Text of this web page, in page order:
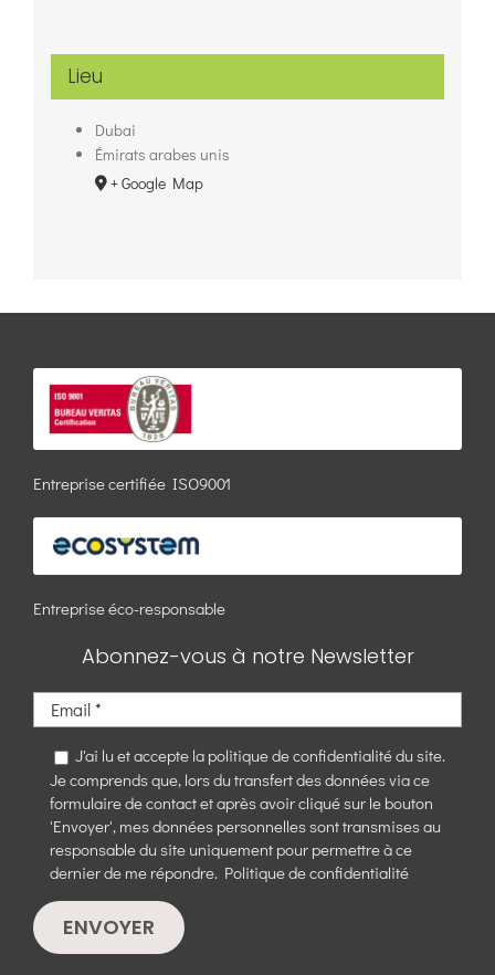
Lieu
Dubai
Émirats arabes unis
+ Google Map
Entreprise certifiée ISO9001
Entreprise éco-responsable
Abonnez-vous à notre Newsletter
J'ai lu et accepte la politique de confidentialité du site.
Je comprends que, lors du transfert des données via ce
formulaire de contact et après avoir cliqué sur le bouton
'Envoyer', mes données personnelles sont transmises au
responsable du site uniquement pour permettre à ce
dernier de me répondre. Politique de confidentialité